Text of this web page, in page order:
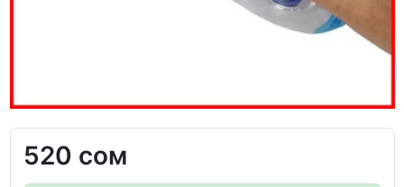
520 сом